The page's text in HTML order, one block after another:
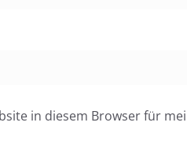
in diesem Browser für